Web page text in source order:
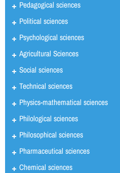
Pedagogical sciences
Political sciences
Psychological sciences
Agricultural Sciences
Social sciences
Technical sciences
Physics-mathematical sciences
Philological sciences
Philosophical sciences
Pharmaceutical sciences
Chemical sciences